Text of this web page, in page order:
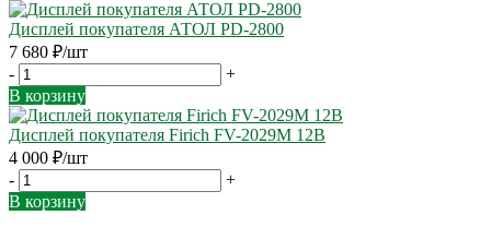
Дисплей покупателя АТОЛ PD-2800
7 680 ₽/шт
-
+
В корзину
Дисплей покупателя Firich FV-2029M 12B
4 000 ₽/шт
-
+
В корзину